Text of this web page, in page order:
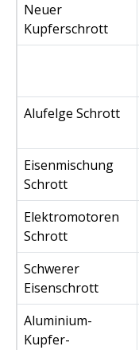
Neuer
Kupferschrott
Alufelge Schrott
Eisenmischung
Schrott
Elektromotoren
Schrott
Schwerer
Eisenschrott
Aluminium-
Kupfer-